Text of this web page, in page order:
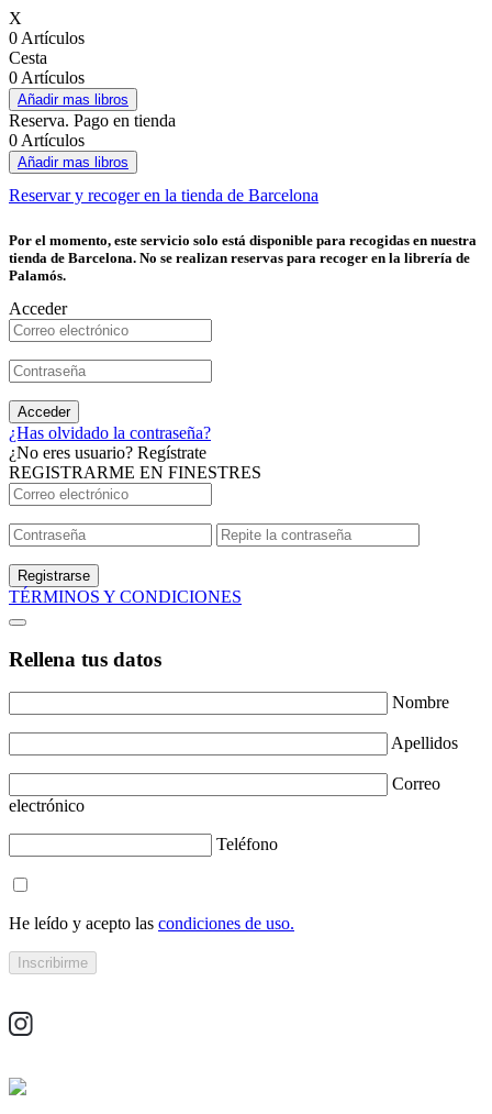
X
0 Artículos
Cesta
0 Artículos
Añadir mas libros
Reserva. Pago en tienda
0 Artículos
Añadir mas libros
Reservar y recoger en la tienda de Barcelona
Por el momento, este servicio solo está disponible para recogidas en nuestra
tienda de Barcelona. No se realizan reservas para recoger en la librería de
Palamós.
Acceder
Acceder
¿Has olvidado la contraseña?
¿No eres usuario? Regístrate
REGISTRARME EN FINESTRES
Registrarse
TÉRMINOS Y CONDICIONES
Rellena tus datos
Nombre
Apellidos
Correo
electrónico
Teléfono
He leído y acepto las condiciones de uso.